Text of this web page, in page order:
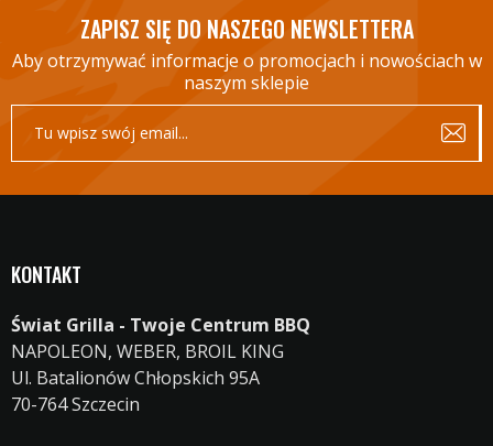
ZAPISZ SIĘ DO NASZEGO NEWSLETTERA
Aby otrzymywać informacje o promocjach i nowościach w
naszym sklepie
KONTAKT
Świat Grilla - Twoje Centrum BBQ
NAPOLEON, WEBER, BROIL KING
Ul. Batalionów Chłopskich 95A
70-764 Szczecin